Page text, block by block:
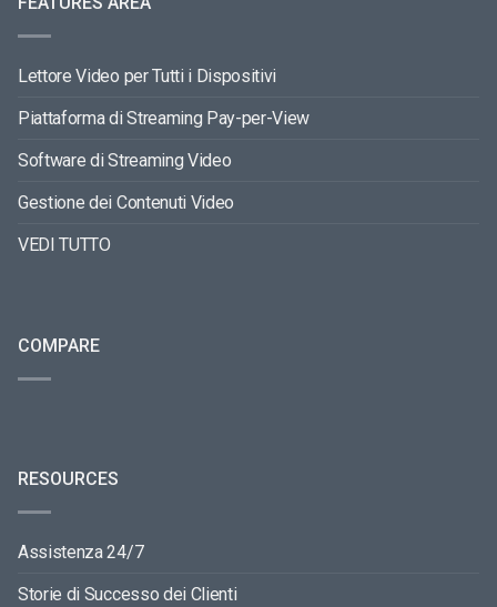
Lettore Video per Tutti i Dispositivi
Piattaforma di Streaming Pay-per-View
Software di Streaming Video
Gestione dei Contenuti Video
VEDI TUTTO
COMPARE
RESOURCES
Assistenza 24/7
Storie di Successo dei Clienti